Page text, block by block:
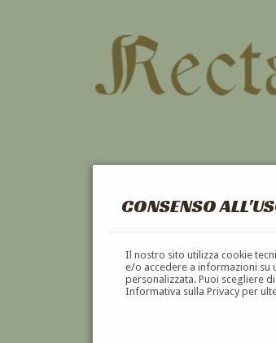
CONSENSO
Il nostro sito utilizza cookie
e/o accedere a informazioni
personalizzata. Puoi scegliere
Informativa sulla Privacy per